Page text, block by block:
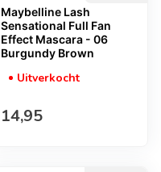
Maybelline Lash
Sensational Full Fan
Effect Mascara - 06
Burgundy Brown
Uitverkocht
Normale prijs
14,95